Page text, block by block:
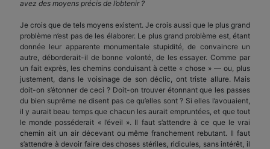
avez des moyens précis de l’obtenir ?
Je crois que de tels moyens existent. Je crois aussi que le plus grand
problème n’est pas de les élaborer. Le plus grand problème est, étant
donnée leur apparente monumentale stupidité, de convaincre un
autre, déborderait-il de bonne volonté, de les essayer. Comme par
un fait exprès, les chemins conduisant à cette « chose » — ou, plus
justement, dans le voisinage de son déclic, ont triste allure. Mais
doit-on s’étonner de ceci ? Doit-on trouver étonnant que les passes
du bien suprême ne disent pas ce qu’elles sont ? Si elles l’avouaient,
il y aurait beau temps que chacun les aurait empruntées, et que tout
le monde posséderait « l’éveil ». Il faut s’attendre à ce que le vrai
chemin ait un air décevant ou même franchement rebutant. Il faut
s’attendre à devoir faire des choses stériles, ridicules, sans intérêt, il